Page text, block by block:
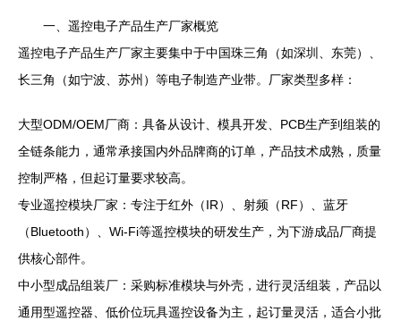
一、遥控电子产品生产厂家概览
遥控电子产品生产厂家主要集中于中国珠三角（如深圳、东莞）、
长三角（如宁波、苏州）等电子制造产业带。厂家类型多样：
大型ODM/OEM厂商：具备从设计、模具开发、PCB生产到组装的
全链条能力，通常承接国内外品牌商的订单，产品技术成熟，质量
控制严格，但起订量要求较高。
专业遥控模块厂家：专注于红外（IR）、射频（RF）、蓝牙
（Bluetooth）、Wi-Fi等遥控模块的研发生产，为下游成品厂商提
供核心部件。
中小型成品组装厂：采购标准模块与外壳，进行灵活组装，产品以
通用型遥控器、低价位玩具遥控设备为主，起订量灵活，适合小批